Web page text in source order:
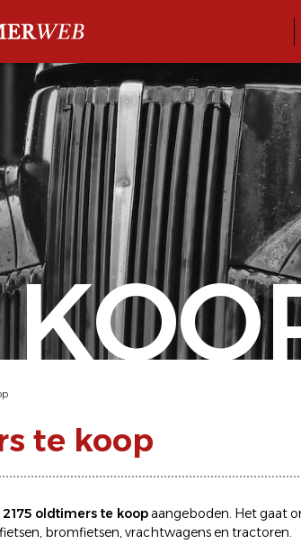
te koop
2175 oldtimers te koopaangeboden. Het gaat
, bromfietsen,vrachtwagens en tractoren.